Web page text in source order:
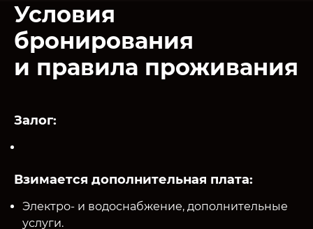
Условия
бронирования
и правила проживания
Залог:
Взимается дополнительная плата:
Электро- и водоснабжение, дополнительные
услуги.